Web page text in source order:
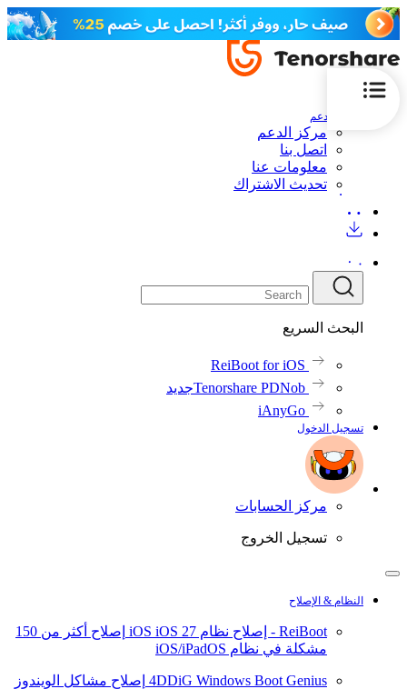
الدعم
مركز الدعم
اتصل بنا
معلومات عنا
تحديث الاشتراك
البحث السريع
ReiBoot for iOS
Tenorshare PDNobجديد
iAnyGo
تسجيل الدخول
مركز الحسابات
تسجيل الخروج
النظام & الإصلاح
ReiBoot - إصلاح نظام iOS iOS 27
إصلاح أكثر من 150
مشكلة في نظام iOS/iPadOS
4DDiG Windows Boot Genius إصلاح مشاكل الويندوز